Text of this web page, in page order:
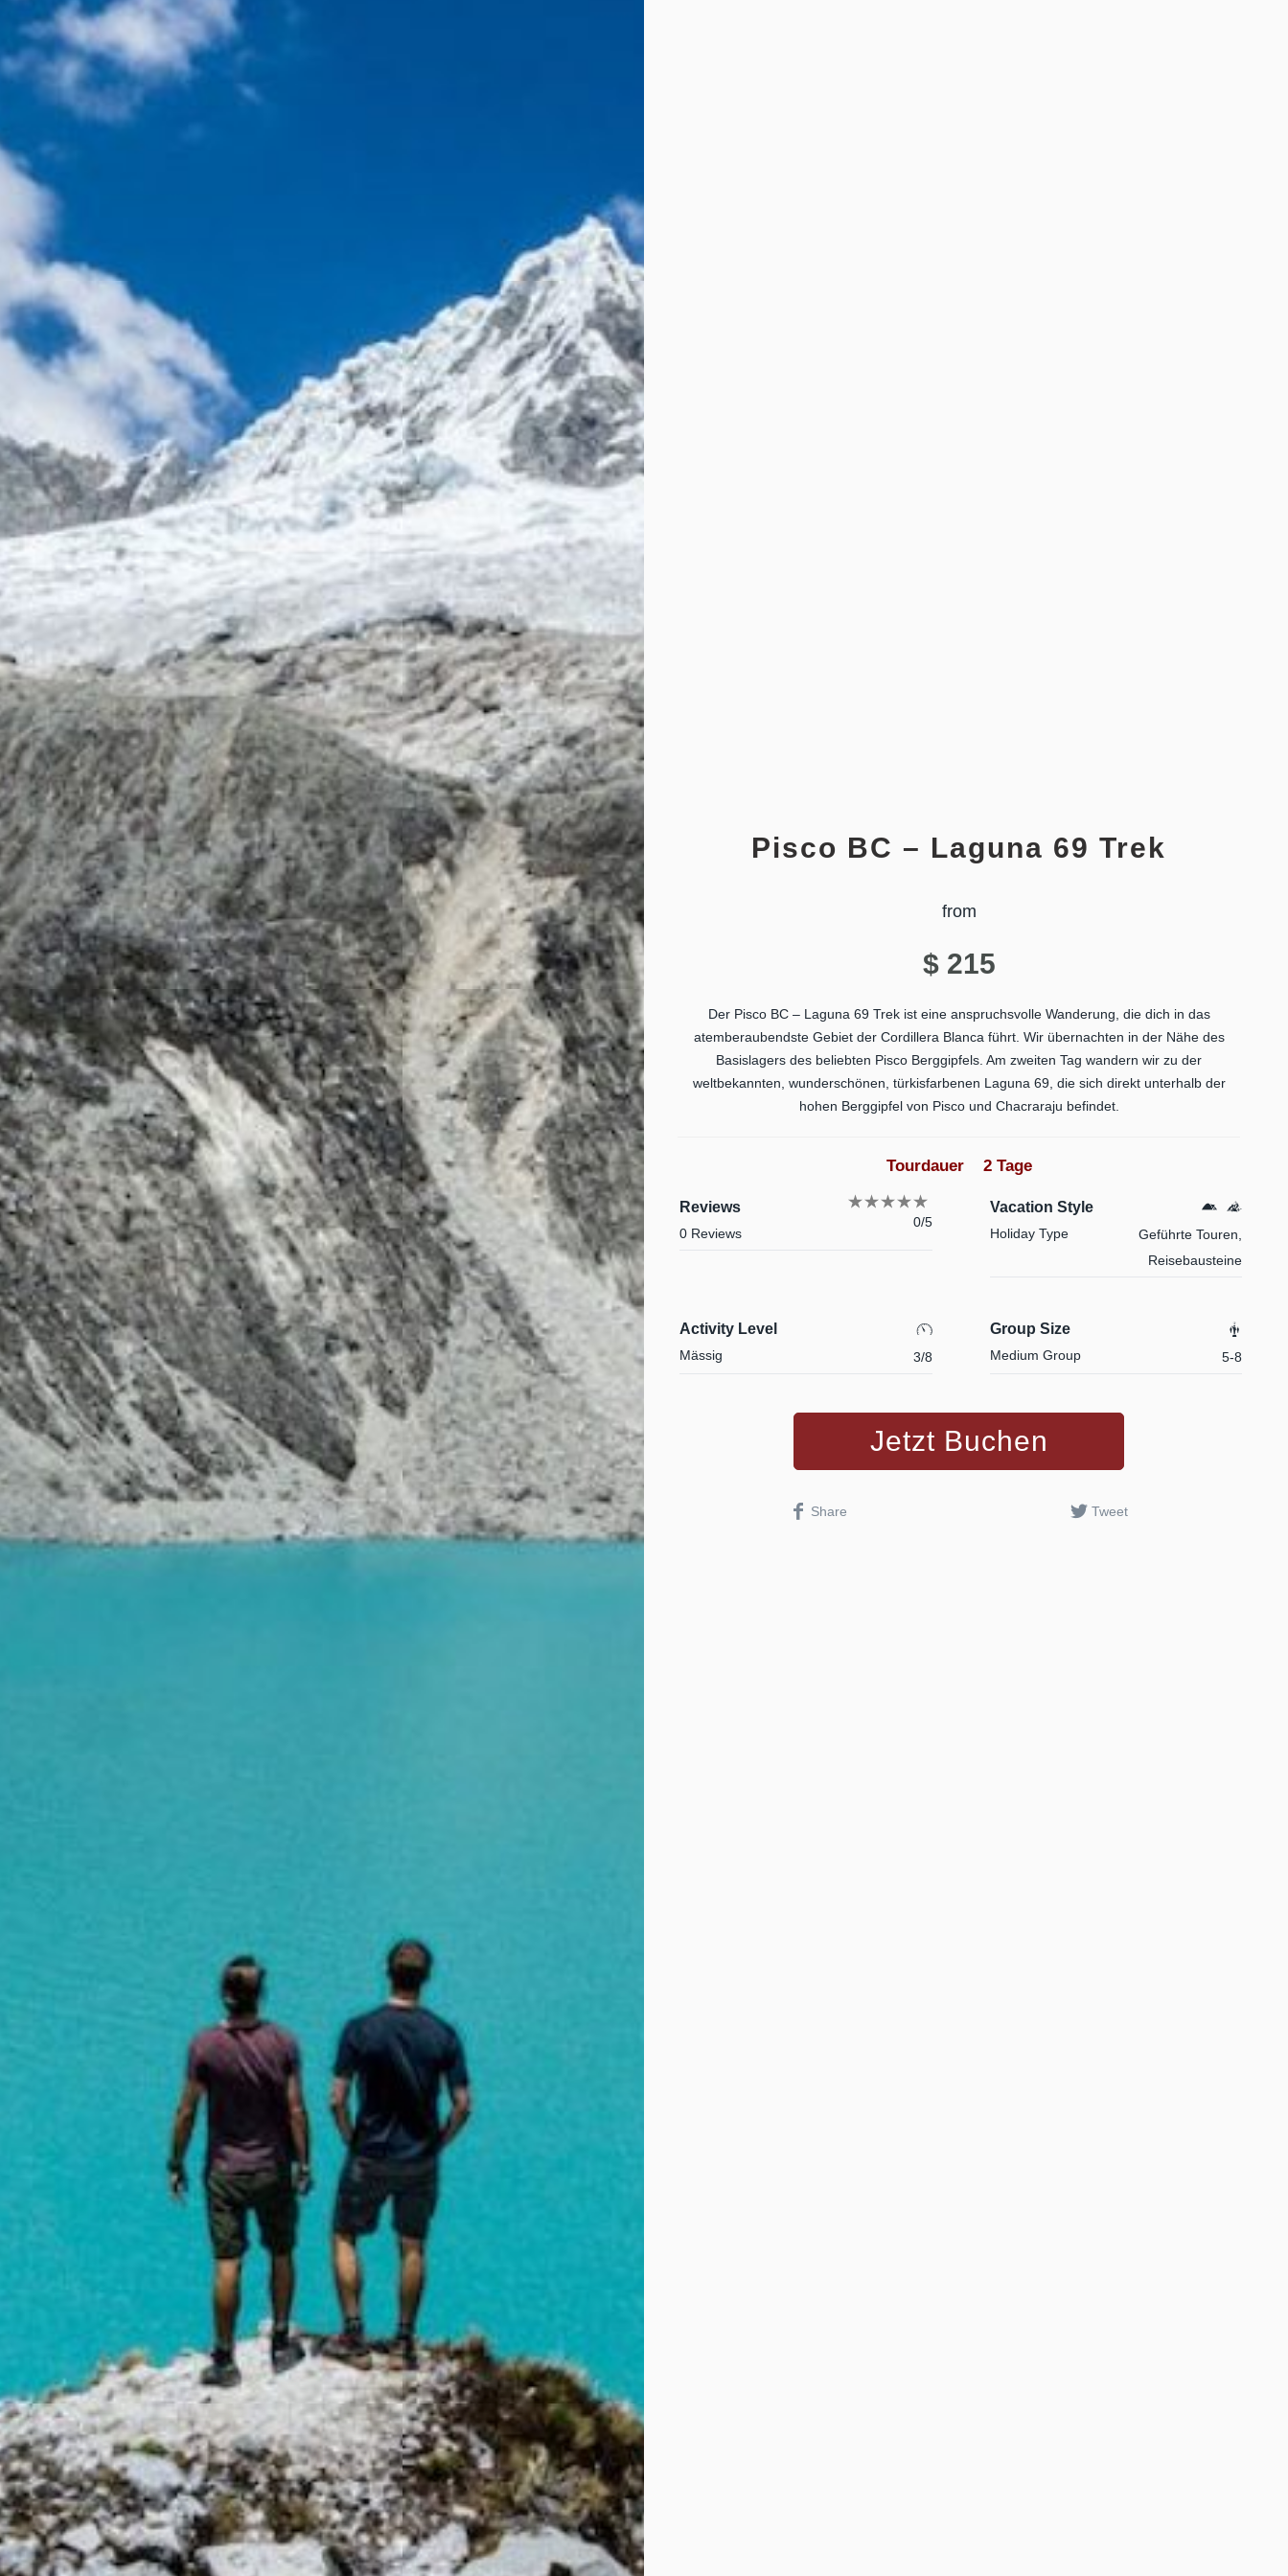
Pisco BC – Laguna 69 Trek
from
$ 215
Der Pisco BC – Laguna 69 Trek ist eine anspruchsvolle Wanderung, die dich in das
atemberaubendste Gebiet der Cordillera Blanca führt. Wir übernachten in der Nähe des
Basislagers des beliebten Pisco Berggipfels. Am zweiten Tag wandern wir zu der
weltbekannten, wunderschönen, türkisfarbenen Laguna 69, die sich direkt unterhalb der
hohen Berggipfel von Pisco und Chacraraju befindet.
Tourdauer 2 Tage
Reviews
0 Reviews
0/5
Vacation Style
Holiday Type
Geführte Touren,
Reisebausteine
Activity Level
Mässig 3/8
Group Size
Medium Group 5-8
Jetzt Buchen
Share Tweet